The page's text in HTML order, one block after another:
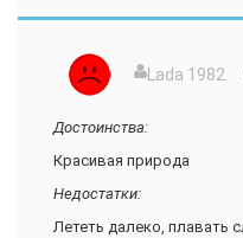
Lada 1982
Достоинства:
Красивая природа
Недостатки:
Лететь далеко, плавать